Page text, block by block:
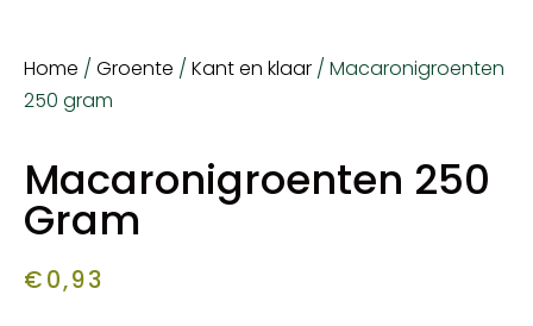
Home / Groente / Kant en klaar / Macaronigroenten
250 gram
Macaronigroenten 250
Gram
€0,93